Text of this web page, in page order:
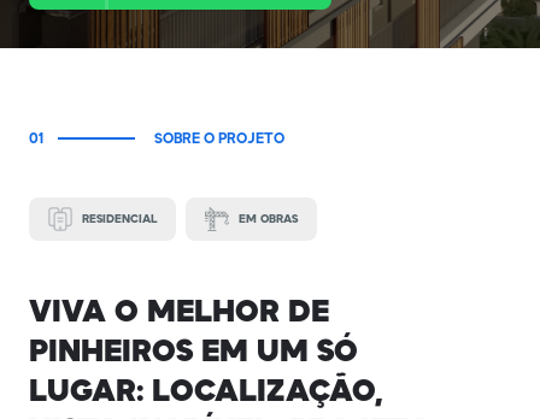
01 SOBRE O PROJETO
RESIDENCIAL EM OBRAS
VIVA O MELHOR DE
PINHEIROS EM UM SÓ
LUGAR: LOCALIZAÇÃO,